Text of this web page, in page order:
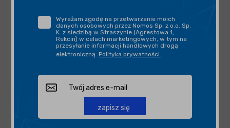
Wyrażam zgodę na przetwarzanie moich
danych osobowych przez Nomos Sp. z o.o. Sp.
K. z siedzibą w Straszynie (Agrestowa 1,
Rekcin) w celach marketingowych, w tym na
przesyłanie informacji handlowych drogą
elektroniczną. Polityka prywatności.
zapisz się